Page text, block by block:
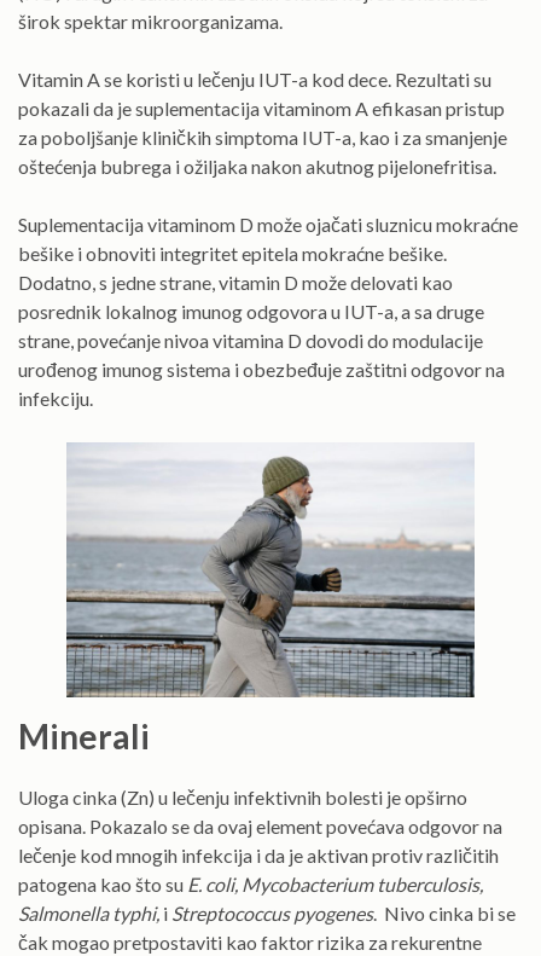
širok spektar mikroorganizama.
Vitamin A se koristi u lečenju IUT-a kod dece. Rezultati su
pokazali da je suplementacija vitaminom A efikasan pristup
za poboljšanje kliničkih simptoma IUT-a, kao i za smanjenje
oštećenja bubrega i ožiljaka nakon akutnog pijelonefritisa.
Suplementacija vitaminom D može ojačati sluznicu mokraćne
bešike i obnoviti integritet epitela mokraćne bešike.
Dodatno, s jedne strane, vitamin D može delovati kao
posrednik lokalnog imunog odgovora u IUT-a, a sa druge
strane, povećanje nivoa vitamina D dovodi do modulacije
urođenog imunog sistema i obezbeđuje zaštitni odgovor na
infekciju.
Minerali
Uloga cinka (Zn) u lečenju infektivnih bolesti je opširno
opisana. Pokazalo se da ovaj element povećava odgovor na
lečenje kod mnogih infekcija i da je aktivan protiv različitih
patogena kao što su E. coli, Mycobacterium tuberculosis,
Salmonella typhi, i Streptococcus pyogenes. Nivo cinka bi se
čak mogao pretpostaviti kao faktor rizika za rekurentne